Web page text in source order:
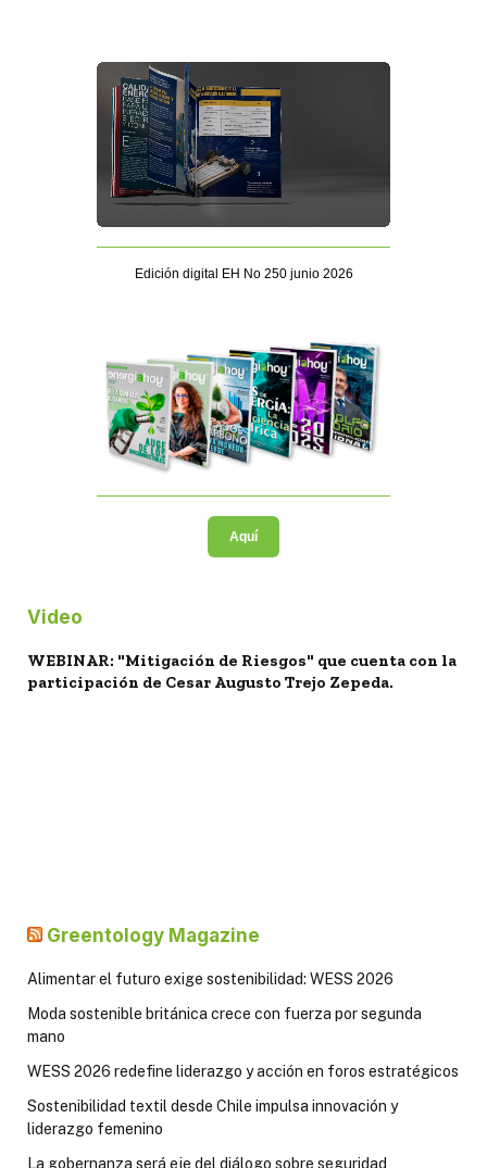
Edición digital EH No 250 junio 2026
Aquí
Video
WEBINAR: "Mitigación de Riesgos" que cuenta con la
participación de Cesar Augusto Trejo Zepeda.
Greentology Magazine
Alimentar el futuro exige sostenibilidad: WESS 2026
Moda sostenible británica crece con fuerza por segunda
mano
WESS 2026 redefine liderazgo y acción en foros estratégicos
Sostenibilidad textil desde Chile impulsa innovación y
liderazgo femenino
La gobernanza será eje del diálogo sobre seguridad